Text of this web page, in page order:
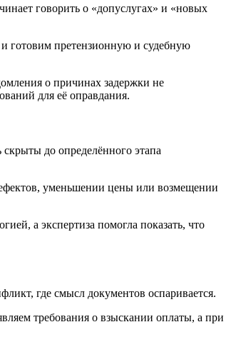
говорить о «допуслугах» и «новых
готовим претензионную и судебную
о причинах задержки не
для её оправдания.
до определённого этапа
уменьшении цены или возмещении
а экспертиза помогла показать, что
где смысл документов оспаривается.
требования о взыскании оплаты, а при